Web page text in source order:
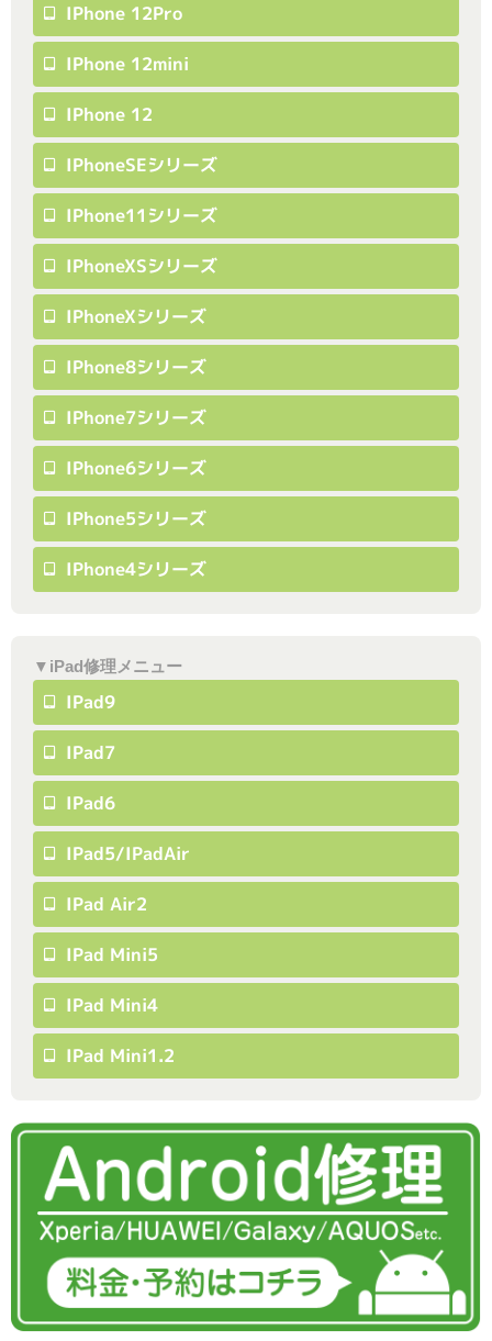
IPhone 12Pro
IPhone 12mini
IPhone 12
IPhoneSEシリーズ
IPhone11シリーズ
IPhoneXSシリーズ
IPhoneXシリーズ
IPhone8シリーズ
IPhone7シリーズ
IPhone6シリーズ
IPhone5シリーズ
IPhone4シリーズ
▼iPad修理メニュー
IPad9
IPad7
IPad6
IPad5/iPadAir
IPad Air2
IPad Mini5
IPad Mini4
IPad Mini1.2